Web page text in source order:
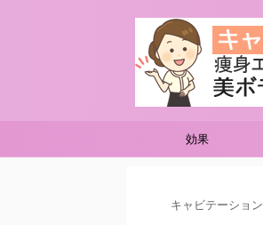
効果
キャビテーション